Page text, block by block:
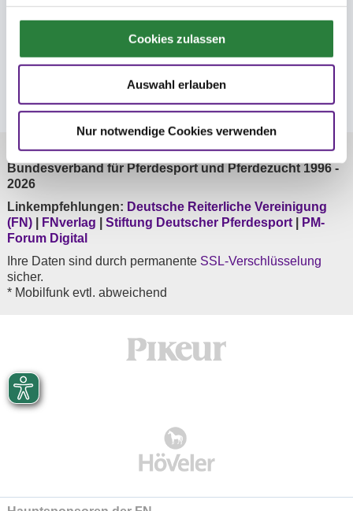
Cookies zulassen
Auswahl erlauben
Nur notwendige Cookies verwenden
FNverlag
Folge uns
© Deutsche Reiterliche Vereinigung e.V. -
Bundesverband für Pferdesport und Pferdezucht 1996 -
2026
Linkempfehlungen: Deutsche Reiterliche Vereinigung
(FN)
FNverlag Stiftung Deutscher Pferdesport
PM-
Forum Digital
Ihre Daten sind durch permanente SSL-Verschlüsselung
sicher.
* Mobilfunk evtl. abweichend